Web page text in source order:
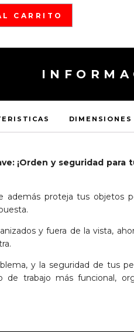
CARRITO
DIMENSIONES
¡Orden y seguridad para
además proteja tus objetos
y fuera de la vista,
y la seguridad de tus
de trabajo más funcional,